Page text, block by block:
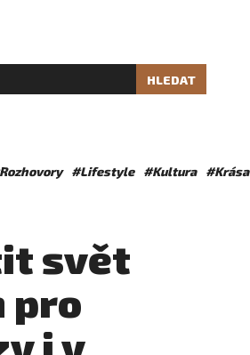
HLEDAT
#Lifestyle #Kultura #Krása
svět
pro
i v